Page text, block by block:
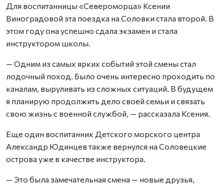
Для воспитанницы «Североморца» Ксении
Виноградовой эта поездка на Соловки стала второй. В
этом году она успешно сдала экзамен и стала
инструктором школы.
— Одним из самых ярких событий этой смены стал
лодочный поход. Было очень интересно проходить по
каналам, выруливать из сложных ситуаций. В будущем
я планирую продолжить дело своей семьи и связать
свою жизнь с военной службой, — рассказала Ксения.
Еще один воспитанник Детского морского центра
Александр Юдинцев также вернулся на Соловецкие
острова уже в качестве инструктора.
— Это была замечательная смена — новые друзья,